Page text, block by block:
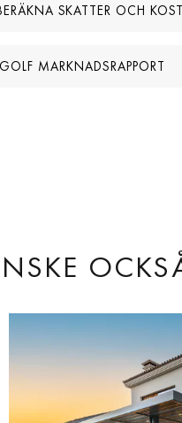
SKATTER OCH
MARKNADSRAPPORT